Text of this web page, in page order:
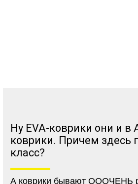
Ну EVA-коврики они и в
коврики. Причем здесь
класс?
А коврики бывают ОООЧЕНЬ